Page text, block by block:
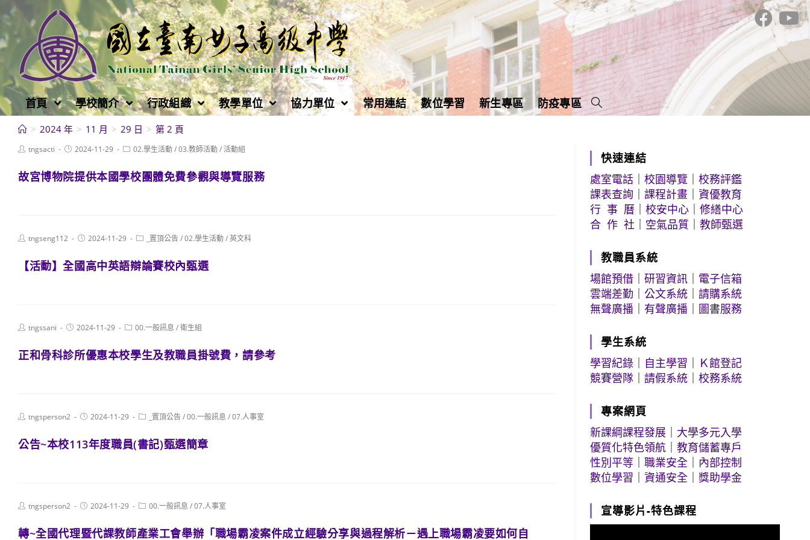
跳
轉
至
主
要
內
容
首頁 學校簡介 行政組織 教學單位 協力單位 常用連結 數位學習 新生專區 防疫專區
> 2024 年 > 11 月 > 29 日 > 第 2 頁
Posttngsacti
Post2024-11-29
Post02.學生活動/03.教師活動/活動組
故宮博物院提供本國學校團體免費參觀與導覽服務
Posttngseng112
Post2024-11-29
Post _置頂公告/02.學生活動/英文科
【活動】全國高中英語辯論賽校內甄選
Posttngssani
Post2024-11-29
Post00.一般訊息 /衛生組
正和骨科診所優惠本校學生及教職員掛號費，請參考
Posttngsperson2
Post2024-11-29
Post _置頂公告/00.一般訊息 /07.人事室
公告~本校113年度職員(書記)甄選簡章
Posttngsperson2
Post2024-11-29
Post00.一般訊息 /07.人事室
轉~全國代理暨代課教師產業工會舉辦「職場霸凌案件成立經驗分享與過程解析－遇上職場霸凌要如何自
快速連結
處室電話 ｜校園導覽 ｜校務評鑑
課表查詢 ｜課程計畫 ｜資優教育
行 事 曆 ｜校安中心 ｜修繕中心
合 作 社
空氣品質 ｜教師甄選
教職員系統
場館預借 ｜研習資訊
電子信箱
雲端差勤 ｜公文系統 ｜請購系統
無聲廣播
有聲廣播 圖書服務
學生系統
學習紀錄
自主學習
Ｋ館登記
競賽營隊 ｜請假系統 ｜校務系統
專案網頁
新課綱課程發展
大學多元入學
優質化特色領航 ｜教育儲蓄專戶
性別平等 ｜職業安全
內部控制
數位學習 ｜資通安全 ｜獎助學金
宣導影片-特色課程